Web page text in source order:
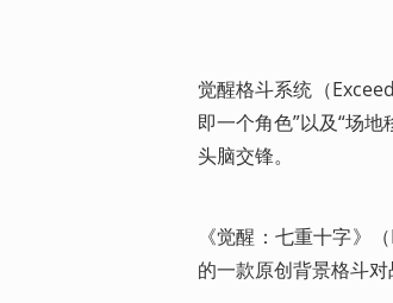
觉醒格斗系统（
即一个角色”以及“场
头脑交锋。
《觉醒：七重十字》
的一款原创背景格斗对